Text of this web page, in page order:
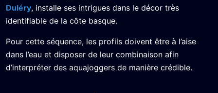
Duléry, installe ses intrigues dans le décor très
identifiable de la côte basque.
Pour cette séquence, les profils doivent être à l’aise
dans l’eau et disposer de leur combinaison afin
d’interpréter des aquajoggers de manière crédible.